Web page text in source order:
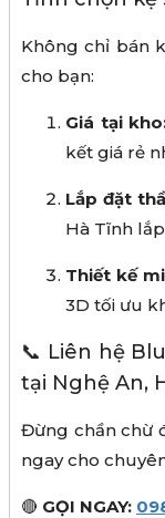
Không chỉ bán
cho bạn:
Giá tại
kết giá rẻ
Lắp đặt
Hà Tĩnh
Thiết kế
3D tối ưu
📞 Liên hệ
tại Nghệ An,
Đừng chần chừ
ngay cho
🔴 GỌI NGAY: